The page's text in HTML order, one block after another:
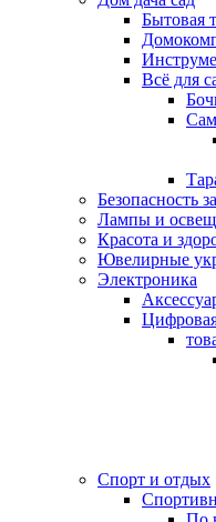
Бытовая
Всё для
Безопасность
Лампы и
Красота и
Ювелирные
Электроника
Спорт и отдых